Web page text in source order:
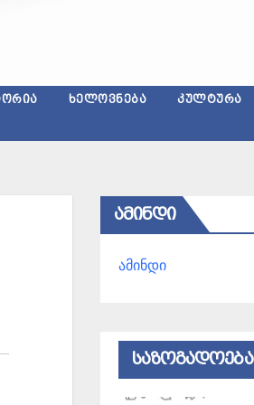
ᲮᲔᲚᲝᲕᲜᲔᲑᲐ ᲙᲣᲚᲢᲣᲠᲐ
ᲐᲛᲘᲜᲓᲘ
ამინდი
ᲡᲐᲖᲝᲒᲐᲓᲝᲔᲑᲐ